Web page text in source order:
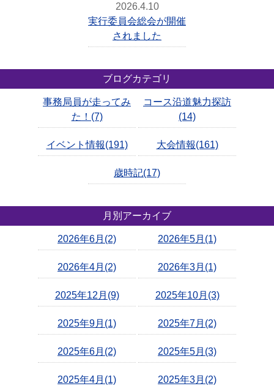
2026.4.10
実行委員会総会が開催
されました
ブログカテゴリ
事務局員が走ってみ
た！(7)
コース沿道魅力探訪
(14)
イベント情報(191) 大会情報(161)
歳時記(17)
月別アーカイブ
2026年6月(2) 2026年5月(1)
2026年4月(2) 2026年3月(1)
2025年12月(9) 2025年10月(3)
2025年9月(1) 2025年7月(2)
2025年6月(2) 2025年5月(3)
2025年4月(1) 2025年3月(2)